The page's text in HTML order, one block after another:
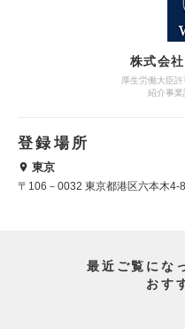
株式会
厚生労働大臣
紹介事
登録場所
東京
〒106－0032 東京都港区六本木
最近ご覧にな
おす